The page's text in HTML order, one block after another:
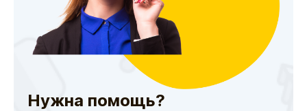
Нужна помощь?